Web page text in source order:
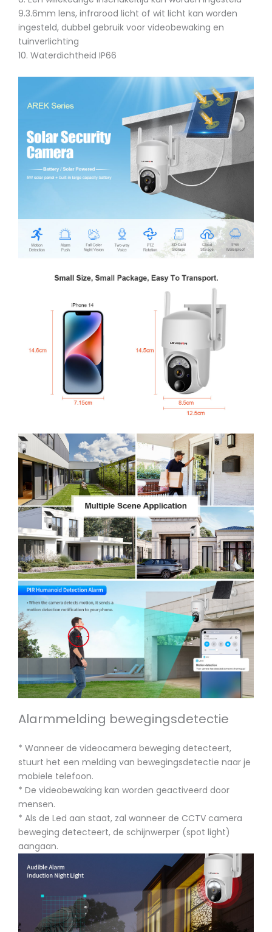
9.3.6mm lens, infrarood licht of wit licht kan worden
ingesteld, dubbel gebruik voor videobewaking en
tuinverlichting
10. Waterdichtheid IP66
Alarmmelding bewegingsdetectie
* Wanneer de videocamera beweging detecteert,
stuurt het een melding van bewegingsdetectie naar je
mobiele telefoon.
* De videobewaking kan worden geactiveerd door
mensen.
* Als de Led aan staat, zal wanneer de CCTV camera
beweging detecteert, de schijnwerper (spot light)
aangaan.